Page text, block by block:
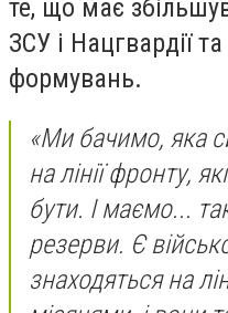
те, що має
ЗСУ і Нацгвардії
формувань.
«Ми бачимо, яка
на лінії фронту,
бути. І маємо...
резерви. Є
знаходяться на